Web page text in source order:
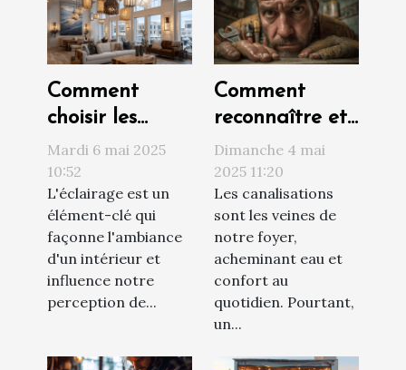
Comment
choisir les
meilleurs
luminaires
pour votre
espace
intérieur
Mardi 6 mai 2025
10:52
L'éclairage est un
élément-clé qui
façonne l'ambiance
d'un intérieur et
influence notre
perception de...
Comment
reconnaître et
réagir face à
un bouchage
de canalisation
Dimanche 4 mai
2025 11:20
Les canalisations
sont les veines de
notre foyer,
acheminant eau et
confort au
quotidien. Pourtant,
un...